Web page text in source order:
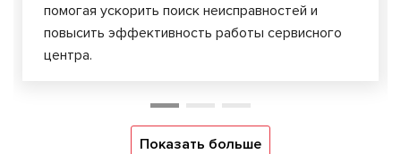
помогая ускорить поиск неисправностей и
повысить эффективность работы сервисного
центра.
Показать больше